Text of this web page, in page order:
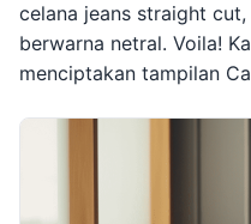
celana jeans straight
berwarna netral. Voila!
menciptakan tampilan